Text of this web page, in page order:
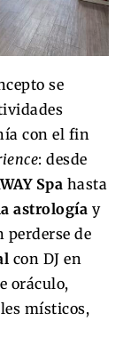
se
con el fin
: desde
Spa hasta
astrología y
perderse de
con DJ en
oráculo,
místicos,